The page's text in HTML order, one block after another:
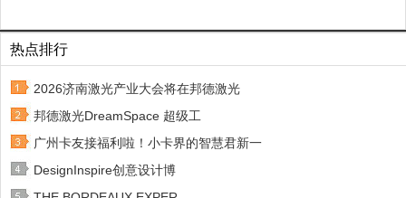
热点排行
2026济南激光产业大会将在邦德激光
邦德激光DreamSpace 超级工
广州卡友接福利啦！小卡界的智慧君新一
DesignInspire创意设计博